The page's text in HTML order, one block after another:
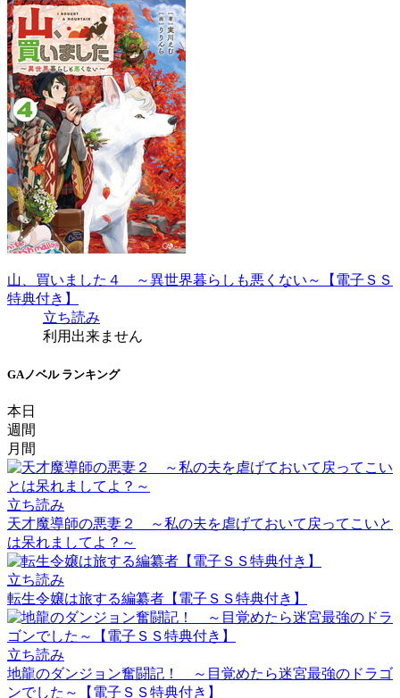
山、買いました４ ～異世界暮らしも悪くない～【電子ＳＳ
特典付き】
立ち読み
利用出来ません
GAノベル ランキング
本日
週間
月間
立ち読み
天才魔導師の悪妻２ ～私の夫を虐げておいて戻ってこいと
は呆れましてよ？～
立ち読み
転生令嬢は旅する編纂者【電子ＳＳ特典付き】
立ち読み
地龍のダンジョン奮闘記！ ～目覚めたら迷宮最強のドラゴ
ンでした～【電子ＳＳ特典付き】